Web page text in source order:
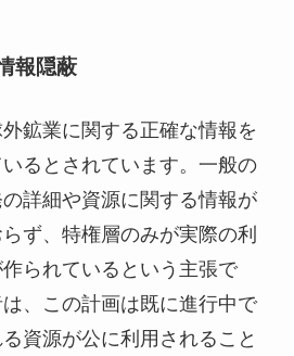
報隠蔽
鉱業に関する正確な情報を
るとされています。一般の
詳細や資源に関する情報が
ず、特権層のみが実際の利
られているという主張で
、この計画は既に進行中で
資源が公に利用されること